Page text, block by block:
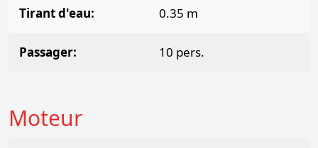
Tirant d'eau 0.35 m
Passager 10 pers.
Moteur